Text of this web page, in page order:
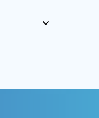
защиты